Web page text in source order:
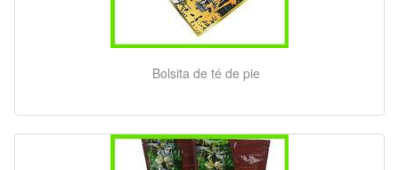
Bolsita de té de pie